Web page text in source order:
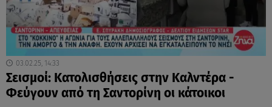
03.02.25, 14:33
Σεισμοί: Κατολισθήσεις στην Καλντέρα -
Φεύγουν από τη Σαντορίνη οι κάτοικοι